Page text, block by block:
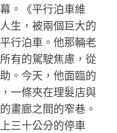
。《平行泊車維
生，被兩個巨大的
行泊車。他那輛老
有的駕駛焦慮，從
。今天，他面臨的
一條夾在理髮店與
的畫廊之間的窄巷。
三十公分的停車